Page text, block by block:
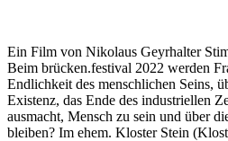
Ein Film von Nikolaus Geyrhalter
Beim brücken.festival 2022 werden
Endlichkeit des menschlichen Seins,
Existenz, das Ende des industriellen
ausmacht, Mensch zu sein und über
bleiben? Im ehem. Kloster Stein